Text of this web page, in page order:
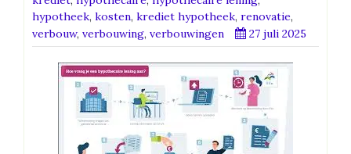
hypotheek, kosten, krediet hypotheek, renovatie,
verbouw, verbouwing, verbouwingen 27 juli 2025